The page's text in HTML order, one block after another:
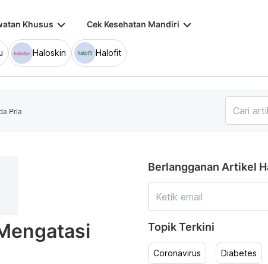
Khusus keyboard_arrow_down Cek Kesehatan Mandiri keyboard_arrow_down
Haloskin Halofit
Pria
Berlangganan Artikel
Topik Terkini
Coronavirus Diabetes